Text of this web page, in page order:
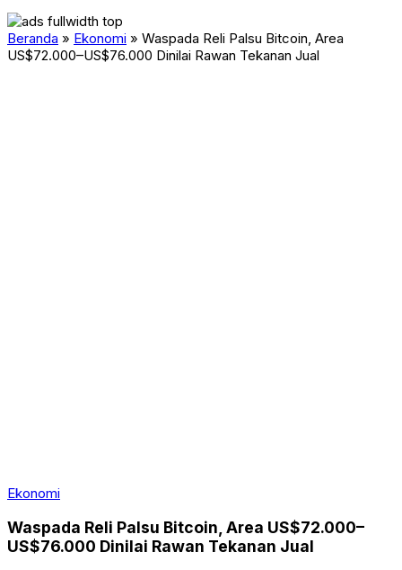
Beranda » Ekonomi » Waspada Reli Palsu Bitcoin, Area
US$72.000–US$76.000 Dinilai Rawan Tekanan Jual
Ekonomi
Waspada Reli Palsu Bitcoin, Area US$72.000–
US$76.000 Dinilai Rawan Tekanan Jual